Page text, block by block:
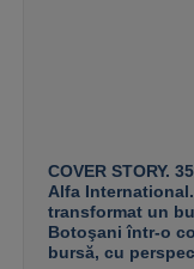
COVER STORY.
Alfa
transformat un
Botoşani într-o
bursă, cu